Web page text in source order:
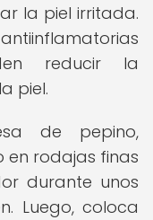
la piel irritada.
reducir la
piel.
de pepino,
en rodajas finas
durante unos
Luego, coloca